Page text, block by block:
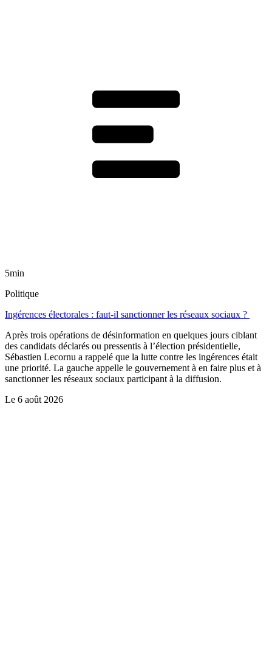
5min
Politique
Ingérences électorales : faut-il sanctionner les réseaux sociaux ?
Après trois opérations de désinformation en quelques jours ciblant
des candidats déclarés ou pressentis à l’élection présidentielle,
Sébastien Lecornu a rappelé que la lutte contre les ingérences était
une priorité. La gauche appelle le gouvernement à en faire plus et à
sanctionner les réseaux sociaux participant à la diffusion.
Le 6 août 2026